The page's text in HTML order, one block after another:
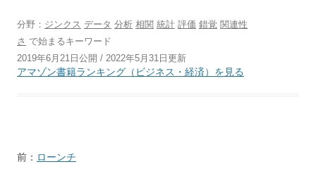
分野： ジンクス データ 分析 相関 統計 評価 錯覚 関連性
さ で始まるキーワード
2019年6月21日公開 / 2022年5月31日更新
アマゾン書籍ランキング（ビジネス・経済）を見る
投
前： ローンチ